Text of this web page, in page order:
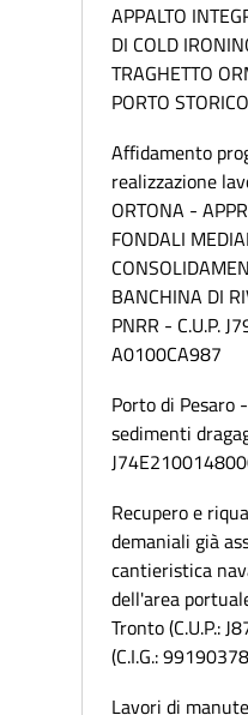
APPALTO
DI COLD
TRAGHETTO
PORTO
Affidamento
realizzazione
ORTONA -
FONDALI
BANCHINA DI
PNRR - C.U.P.
A0100CA987
Porto di Pesaro
sedimenti
Recupero e
demaniali già
cantieristica
dell'area
Tronto (C.U.P.:
(C.I.G.:
Lavori di